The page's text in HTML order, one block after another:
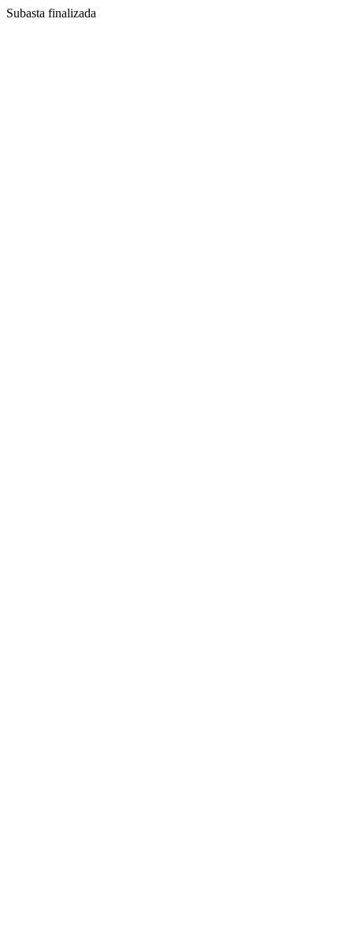
Subasta finalizada